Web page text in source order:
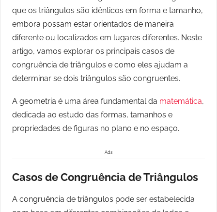
que os triângulos são idênticos em forma e tamanho,
embora possam estar orientados de maneira
diferente ou localizados em lugares diferentes. Neste
artigo, vamos explorar os principais casos de
congruência de triângulos e como eles ajudam a
determinar se dois triângulos são congruentes.
A geometria é uma área fundamental da matemática,
dedicada ao estudo das formas, tamanhos e
propriedades de figuras no plano e no espaço.
Ads
Casos de Congruência de Triângulos
A congruência de triângulos pode ser estabelecida